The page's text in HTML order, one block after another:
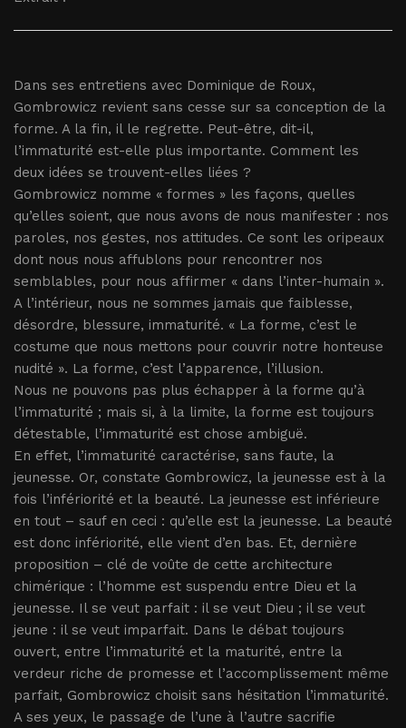
Dans ses entretiens avec Dominique de Roux,
Gombrowicz revient sans cesse sur sa conception de la
forme. A la fin, il le regrette. Peut-être, dit-il,
l’immaturité est-elle plus importante. Comment les
deux idées se trouvent-elles liées ?
Gombrowicz nomme « formes » les façons, quelles
qu’elles soient, que nous avons de nous manifester : nos
paroles, nos gestes, nos attitudes. Ce sont les oripeaux
dont nous nous affublons pour rencontrer nos
semblables, pour nous affirmer « dans l’inter-humain ».
A l’intérieur, nous ne sommes jamais que faiblesse,
désordre, blessure, immaturité. « La forme, c’est le
costume que nous mettons pour couvrir notre honteuse
nudité ». La forme, c’est l’apparence, l’illusion.
Nous ne pouvons pas plus échapper à la forme qu’à
l’immaturité ; mais si, à la limite, la forme est toujours
détestable, l’immaturité est chose ambiguë.
En effet, l’immaturité caractérise, sans faute, la
jeunesse. Or, constate Gombrowicz, la jeunesse est à la
fois l’infériorité et la beauté. La jeunesse est inférieure
en tout – sauf en ceci : qu’elle est la jeunesse. La beauté
est donc infériorité, elle vient d’en bas. Et, dernière
proposition – clé de voûte de cette architecture
chimérique : l’homme est suspendu entre Dieu et la
jeunesse. Il se veut parfait : il se veut Dieu ; il se veut
jeune : il se veut imparfait. Dans le débat toujours
ouvert, entre l’immaturité et la maturité, entre la
verdeur riche de promesse et l’accomplissement même
parfait, Gombrowicz choisit sans hésitation l’immaturité.
A ses yeux, le passage de l’une à l’autre sacrifie